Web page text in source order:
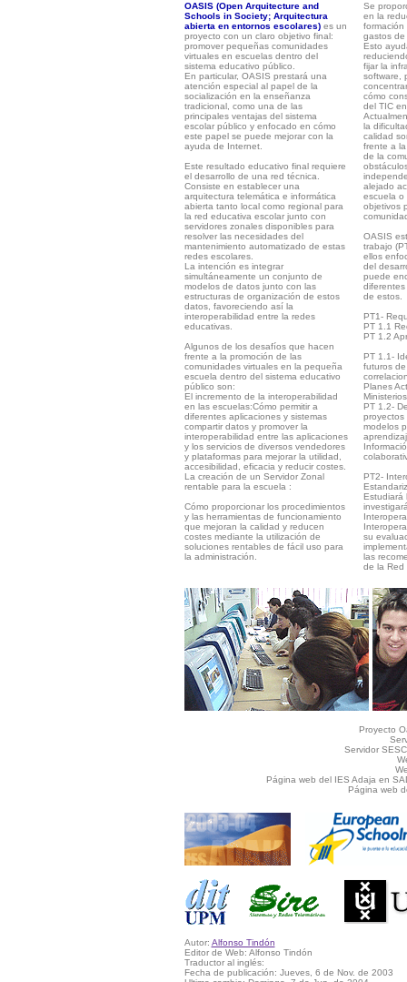
OASIS (Open Arquitecture and
Schools in Society; Arquitectura
abierta en entornos escolares)es un
proyecto con un claro objetivo final:
promover pequeñas comunidades
virtuales en escuelas dentro del
sistema educativo público.
En particular, OASIS prestará una
atención especial al papel de la
socialización en la enseñanza
tradicional, como una de las
principales ventajas del sistema
escolar público y enfocado en cómo
este papel se puede mejorar con la
ayuda de Internet.
Este resultado educativo final requiere
el desarrollo de una red técnica.
Consiste en establecer una
arquitectura telemática e informática
abierta tanto local como regional para
la red educativa escolar junto con
servidores zonales disponibles para
resolver las necesidades del
mantenimiento automatizado de estas
redes escolares.
La intención es integrar
simultáneamente un conjunto de
modelos de datos junto con las
estructuras de organización de estos
datos, favoreciendo así la
interoperabilidad entre la redes
educativas.
Algunos de los desafíos que hacen
frente a la promoción de las
comunidades virtuales en la pequeña
escuela dentro del sistema educativo
público son:
El incremento de la interoperabilidad
en las escuelas:Cómo permitir a
diferentes aplicaciones y sistemas
compartir datos y promover la
interoperabilidad entre las aplicaciones
y los servicios de diversos vendedores
y plataformas para mejorar la utilidad,
accesibilidad, eficacia y reducir costes.
La creación de un Servidor Zonal
rentable para la escuela :
Cómo proporcionar los procedimientos
y las herramientas de funcionamiento
que mejoran la calidad y reducen
costes mediante la utilización de
soluciones rentables de fácil uso para
la administración.
Se
en la
formación
gastos de
Esto
fijar la
software,
cómo
del TIC
la
calidad
frente a
de la
alejado
escuela o
objetivos
OASIS
trabajo
ellos
del
puede
diferentes
de estos.
PT1-
PT 1.1
PT 1.2
PT 1.1-
futuros
Planes
PT 1.2-
proyectos
modelos
PT2-
Estudiará
su
las
de la Red
Proyecto
Servidor
Página web del IES Adaja en
Página web
Autor: Alfonso Tindón
Editor de Web: Alfonso Tindón
Traductor al inglés:
Fecha de publicación: Jueves, 6 de Nov. de 2003